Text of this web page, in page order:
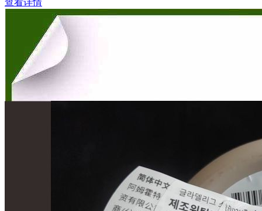
查看详情